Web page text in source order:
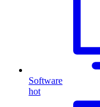
Software
hot